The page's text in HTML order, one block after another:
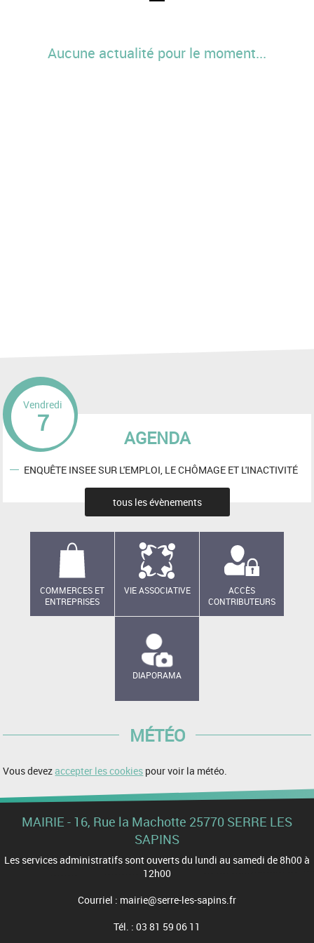
Aucune actualité pour le moment...
AGENDA
Vendredi
7
ENQUÊTE INSEE SUR L'EMPLOI, LE CHÔMAGE ET L'INACTIVITÉ
tous les évènements
COMMERCES ET
ENTREPRISES
VIE ASSOCIATIVE
ACCÈS
CONTRIBUTEURS
DIAPORAMA
MÉTÉO
Vous devezaccepter les cookies pour voir la météo.
MAIRIE - 16, Rue la Machotte 25770 SERRE LES
SAPINS
Les services administratifs sont ouverts du lundi au samedi de 8h00 à
12h00
Courriel : mairie@serre-les-sapins.fr
Tél. : 03 81 59 06 11